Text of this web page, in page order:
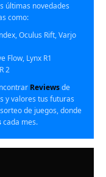
últimas novedades
como:
Oculus Rift, Varjo
Flow, Lynx R1
2
Reviewsde
y valores tus futuras
de juegos, donde
cada mes.